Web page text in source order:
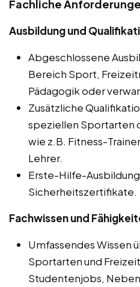
Fachliche
Ausbildung und
Abgeschlossene
Bereich Sport,
Pädagogik oder
Zusätzliche
speziellen Sportarten
wie z.B. Fitness-
Lehrer.
Erste-Hilfe-
Sicherheitszertifikate.
Fachwissen und
Umfassendes Wissen
Sportarten und
Studentenjobs,